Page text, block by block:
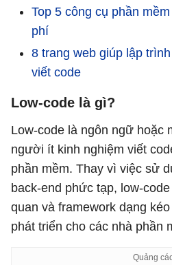
Top 5 công cụ phần
phí
8 trang web giúp lập
viết code
Low-code là gì?
Low-code là ngôn ngữ hoặc
người ít kinh nghiệm viết
phần mềm. Thay vì việc sử
back-end phức tạp, low-
quan và framework dạng
phát triển cho các nhà phần